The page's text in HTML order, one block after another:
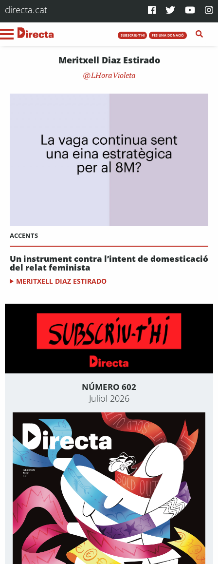
directa.cat
SUBSCRIU-T'HI FES UNA DONACIÓ
Meritxell Diaz Estirado
LHoraVioleta
ACCENTS
Un instrument contra l’intent de domesticació
del relat feminista
MERITXELL DIAZ ESTIRADO
NÚMERO 602
Juliol 2026